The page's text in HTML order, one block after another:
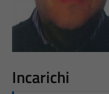
Incarichi